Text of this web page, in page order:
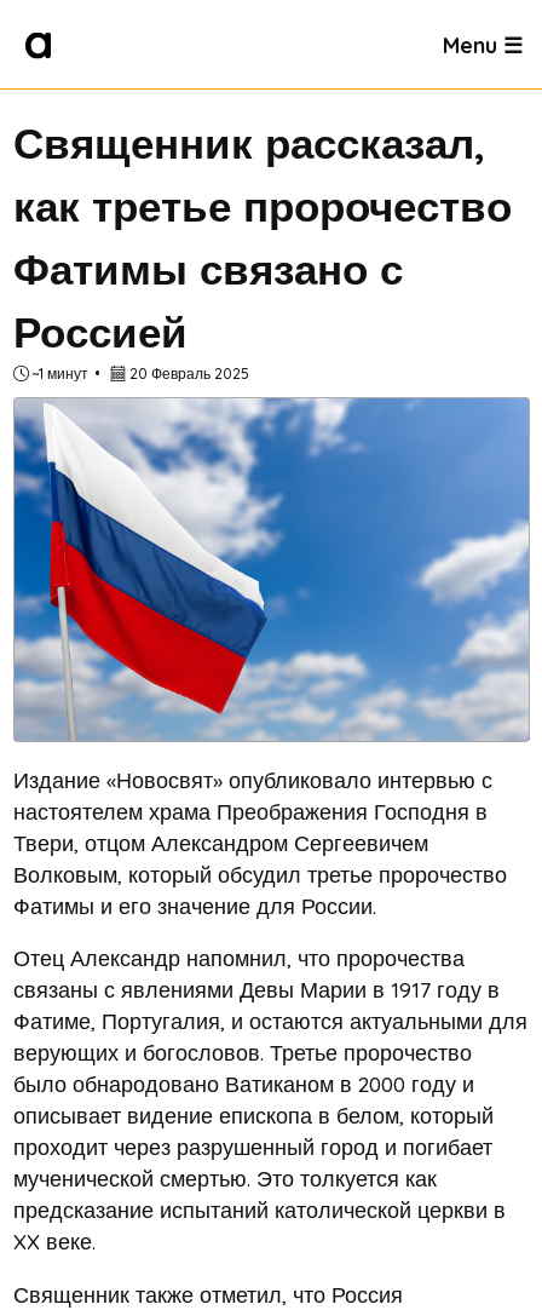
Menu ☰
Священник рассказал,
как третье пророчество
Фатимы связано с
Россией
~1 минут 20 Февраль 2025
Издание «Новосвят» опубликовало интервью с
настоятелем храма Преображения Господня в
Твери, отцом Александром Сергеевичем
Волковым, который обсудил третье пророчество
Фатимы и его значение для России.
Отец Александр напомнил, что пророчества
связаны с явлениями Девы Марии в 1917 году в
Фатиме, Португалия, и остаются актуальными для
верующих и богословов. Третье пророчество
было обнародовано Ватиканом в 2000 году и
описывает видение епископа в белом, который
проходит через разрушенный город и погибает
мученической смертью. Это толкуется как
предсказание испытаний католической церкви в
XX веке.
Священник также отметил, что Россия